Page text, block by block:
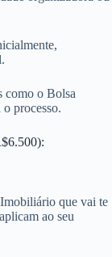
como o Bolsa
processo.
que vai te
ao seu